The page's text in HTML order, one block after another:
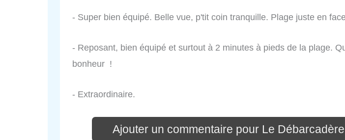
- Super bien équipé. Belle vue, p'tit coin tranquille. Plage juste en
- Reposant, bien équipé et surtout à 2 minutes à pieds de la plage.
bonheur !
- Extraordinaire.
Ajouter un commentaire pour Le Débarcadère